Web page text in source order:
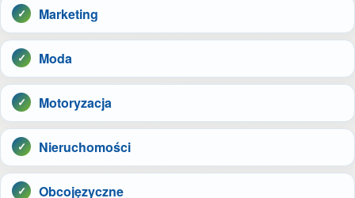
Marketing
Moda
Motoryzacja
Nieruchomości
Obcojęzyczne